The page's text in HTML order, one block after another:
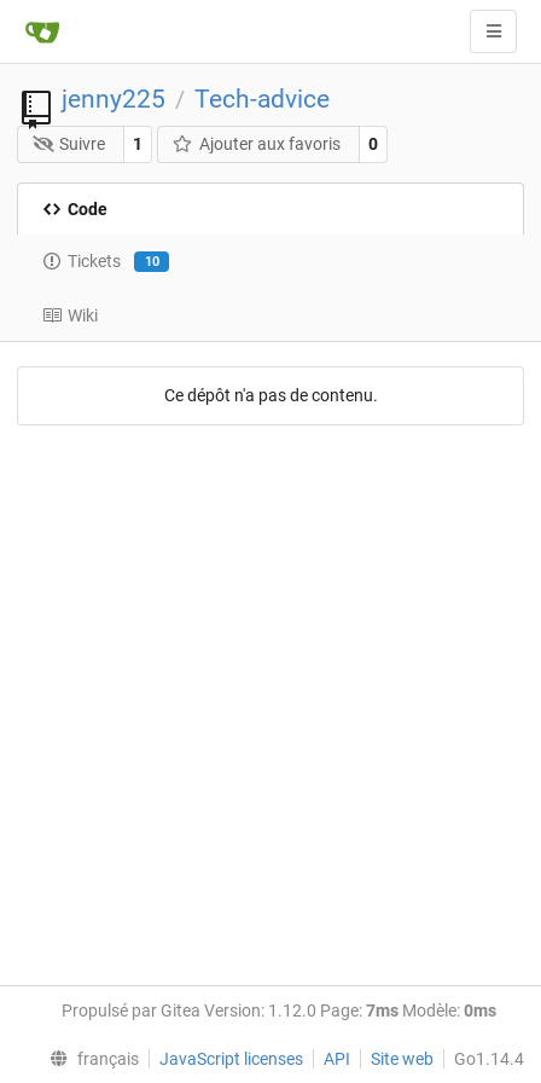
jenny225 / Tech-advice
Suivre 1 Ajouter aux favoris 0
Code
Tickets 10
Wiki
Ce dépôt n'a pas de contenu.
Propulsé par Gitea Version: 1.12.0 Page:7ms Modèle:0ms
français JavaScript licenses API Site web Go1.14.4